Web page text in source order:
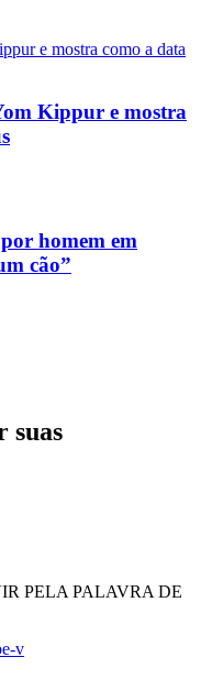
Kippur e mostra
homem em
cão”
suas
PELA PALAVRA DE
v